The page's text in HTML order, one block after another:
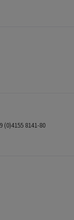
(0)4155 8141-80